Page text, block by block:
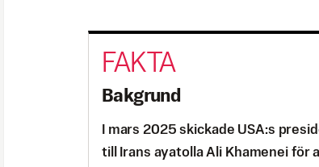
Bakgrund
I mars 2025 skickade USA:s
till Irans ayatolla Ali Khamenei för